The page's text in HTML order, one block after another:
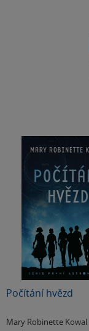
Počítání hvězd
Mary Robinette Kowal